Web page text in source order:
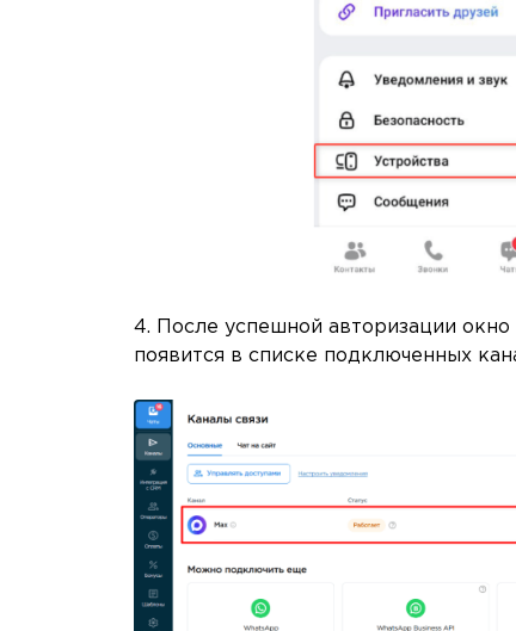
4. После успешной авторизации окно
появится в списке подключенных